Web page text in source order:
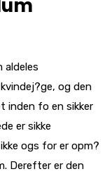
aldeles
og den
inden fo en sikker
er sikke
ogs for er opm?
Derefter er den